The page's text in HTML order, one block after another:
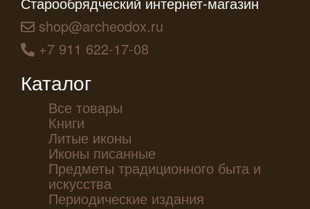
shop@archeodox.ru
+7 911 622-17-08
Каталог
Все товары
Книги
Литые иконы
Иконы писанные
Предметы традиционного быта и
искусства
Периодические издания